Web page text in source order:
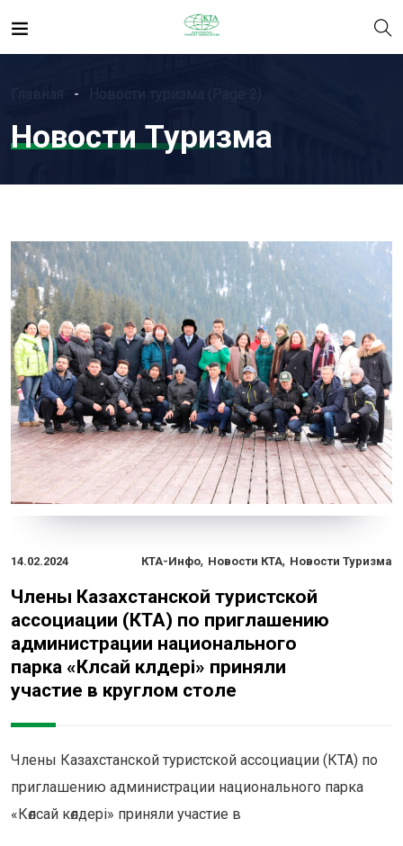
Новости Туризма
14.02.2024 КТА-Инфо, Новости КТА, Новости Туризма
Члены Казахстанской туристской
ассоциации (КТА) по приглашению
администрации национального
парка «Көлсай көлдері» приняли
участие в круглом столе
Члены Казахстанской туристской ассоциации (КТА) по
приглашению администрации национального парка
«Көлсай көлдері» приняли участие в